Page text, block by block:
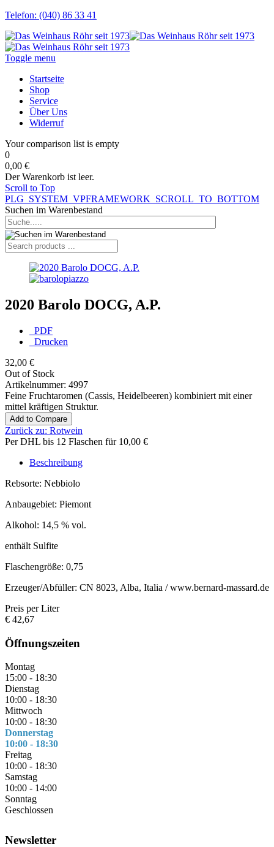
Telefon: (040) 86 33 41
Toggle menu
Startseite
Shop
Service
Über Uns
Widerruf
Your comparison list is empty
0
0,00 €
Der Warenkorb ist leer.
Scroll to Top
PLG_SYSTEM_VPFRAMEWORK_SCROLL_TO_BOTTOM
Suchen im Warenbestand
2020 Barolo DOCG, A.P.
PDF
Drucken
32,00 €
Out of Stock
Artikelnummer: 4997
Feine Fruchtaromen (Cassis, Heidelbeeren) kombiniert mit einer
mittel kräftigen Struktur.
Add to Compare
Zurück zu: Rotwein
Per DHL bis 12 Flaschen für 10,00 €
Beschreibung
Rebsorte: Nebbiolo
Anbaugebiet: Piemont
Alkohol: 14,5 % vol.
enthält Sulfite
Flaschengröße: 0,75
Erzeuger/Abfüller: CN 8023, Alba, Italia / www.bernard-massard.de
Preis per Liter
€ 42,67
Öffnungszeiten
Montag
15:00 - 18:30
Dienstag
10:00 - 18:30
Mittwoch
10:00 - 18:30
Donnerstag
10:00 - 18:30
Freitag
10:00 - 18:30
Samstag
10:00 - 14:00
Sonntag
Geschlossen
Newsletter